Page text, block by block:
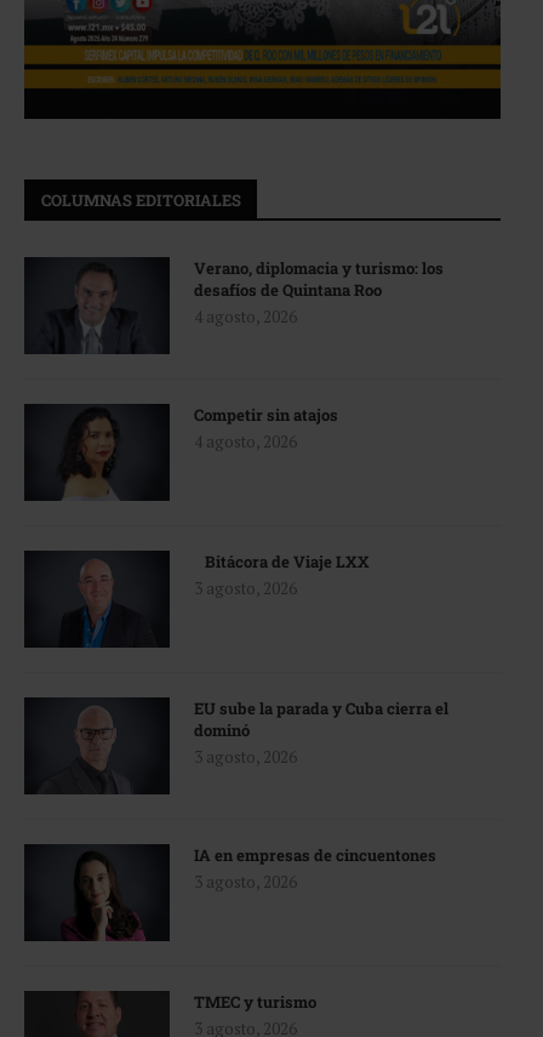
COLUMNAS EDITORIALES
Verano, diplomacia y turismo: los
desafíos de Quintana Roo
4 agosto, 2026
Competir sin atajos
4 agosto, 2026
Bitácora de Viaje LXX
3 agosto, 2026
EU sube la parada y Cuba cierra el
dominó
3 agosto, 2026
IA en empresas de cincuentones
3 agosto, 2026
TMEC y turismo
3 agosto, 2026